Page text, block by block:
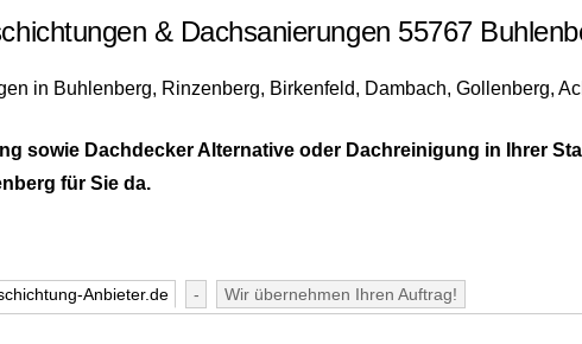
& Dachsanierungen 55767
sowie Dachdecker Alternative oder Dachreinigung in Ihrer
für Sie da.
Anbieter.de - Wir übernehmen Ihren Auftrag!